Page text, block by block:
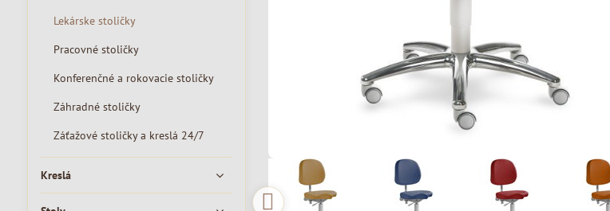
Lekárske stoličky
Pracovné stoličky
Konferenčné a rokovacie stoličky
Záhradné stoličky
Záťažové stoličky a kreslá 24/7
Kreslá